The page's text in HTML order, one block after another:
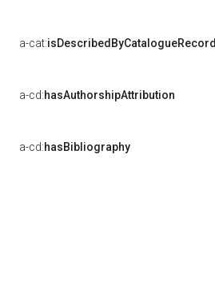
a-cat:isDescribedByCatalogueRecord
a-cd:hasAuthorshipAttribution
a-cd:hasBibliography